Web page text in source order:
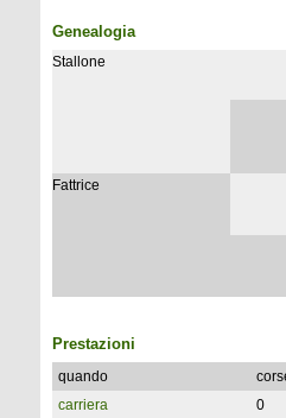
Genealogia
Stallone
Fattrice
Prestazioni
quando
carriera
0